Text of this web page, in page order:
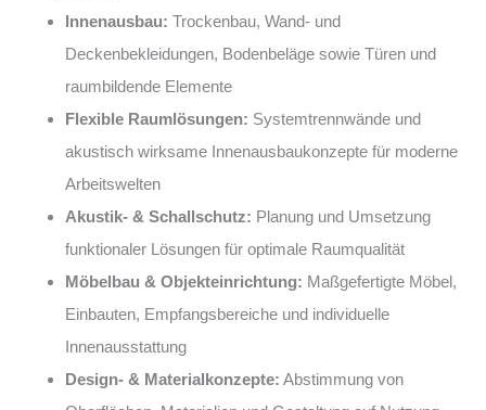
Innenausbau: Trockenbau, Wand- und
Deckenbekleidungen, Bodenbeläge sowie Türen und
raumbildende Elemente
Flexible Raumlösungen: Systemtrennwände und
akustisch wirksame Innenausbaukonzepte für moderne
Arbeitswelten
Akustik- & Schallschutz: Planung und Umsetzung
funktionaler Lösungen für optimale Raumqualität
Möbelbau & Objekteinrichtung: Maßgefertigte Möbel,
Einbauten, Empfangsbereiche und individuelle
Innenausstattung
Design- & Materialkonzepte: Abstimmung von